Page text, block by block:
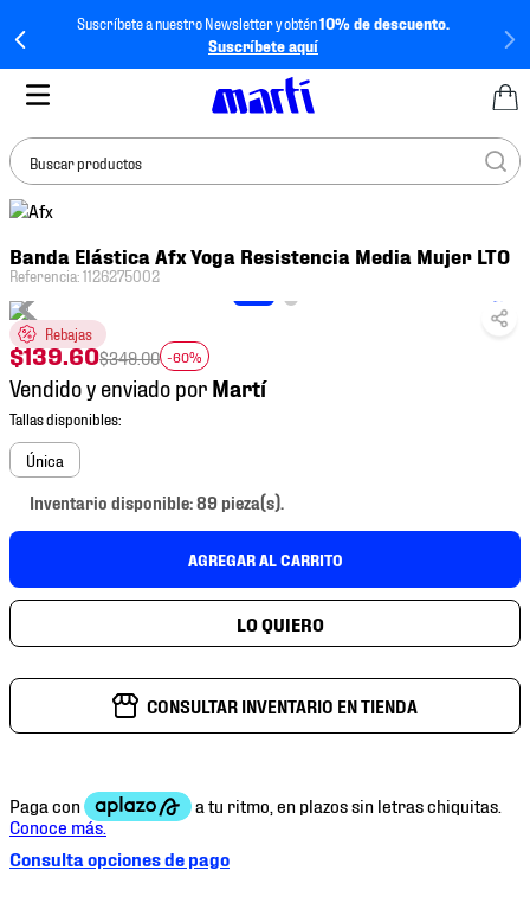
Suscríbete a nuestro Newsletter y obtén10% de descuento.
Suscríbete aquí
Buscar productos
Banda Elástica Afx Yoga Resistencia Media Mujer LT0
Referencia:1126275002
Rebajas
$139.60$349.00 -60%
Vendido y enviado por
Única
Inventario disponible: 89 pieza(s).
AGREGAR AL CARRITO
CONSULTAR INVENTARIO EN TIENDA
Consulta opciones de pago
BUSCADOS
2.
tenis hombre
tenis
4.
tenis futbol
5.
jersey
6.
mochila
8.
chivas